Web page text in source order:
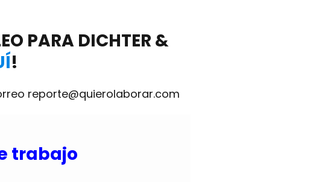
PARA DICHTER &
!
reporte@quierolaborar.com
trabajo